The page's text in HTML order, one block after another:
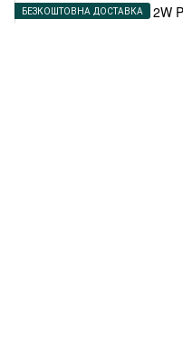
БЕЗКОШТОВНА ДОСТАВКА